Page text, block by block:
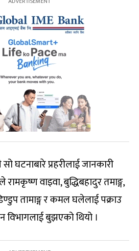
घटनाबारे प्रहरीलाई जानकारी
रामकृष्ण वाइवा, बुद्धिबहादुर तमाङ्ग,
तामाङ्ग र कमल घलेलाई पक्राउ
विभागलाई बुझएको थियो ।